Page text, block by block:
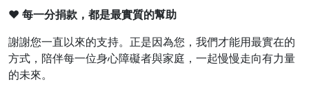
❤ 每一分捐款，都是最實質的幫助
謝謝您一直以來的支持。正是因為您，我們才能用最實在的
方式，陪伴每一位身心障礙者與家庭，一起慢慢走向有力量
的未來。